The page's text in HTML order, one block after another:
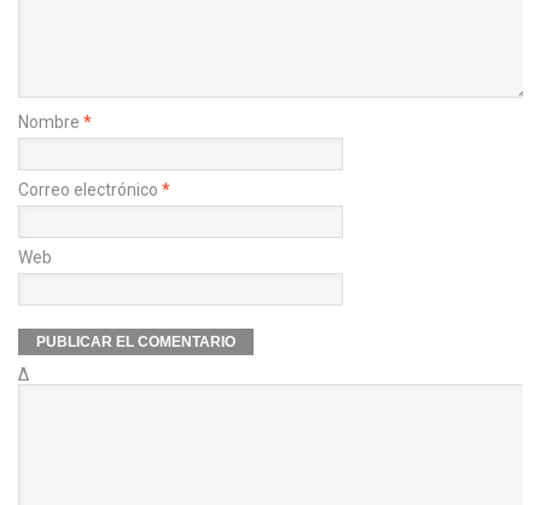
Nombre *
Correo electrónico *
Web
Δ